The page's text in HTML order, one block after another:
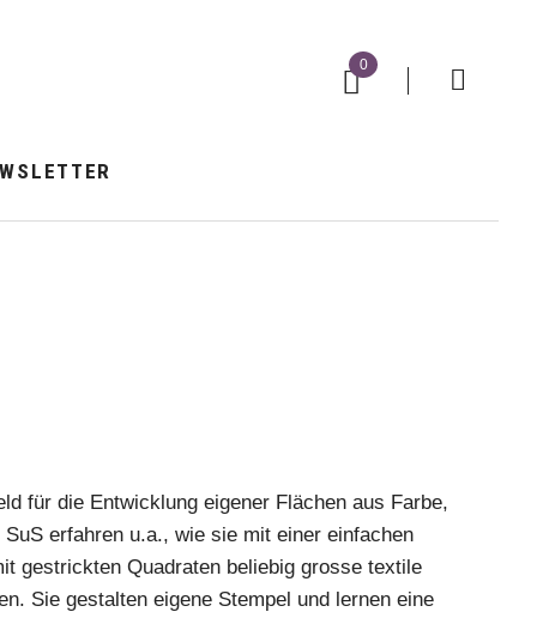
0
für die Entwicklung eigener Flächen aus Farbe,
erfahren u.a., wie sie mit einer einfachen
gestrickten Quadraten beliebig grosse textile
Sie gestalten eigene Stempel und lernen eine